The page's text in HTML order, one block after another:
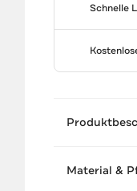
Schnelle
Material &